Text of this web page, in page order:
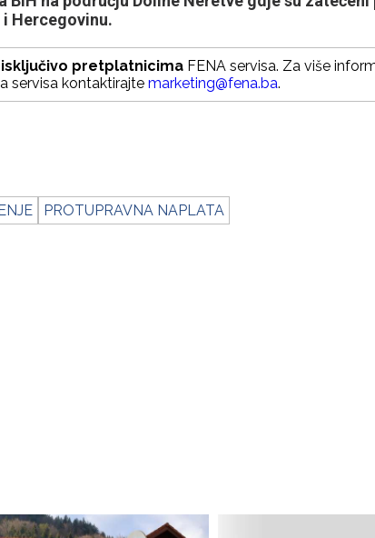
Hercegovinu.
isključivo pretplatnicima FENA servisa. Za više
servisa kontaktirajte marketing@fena.ba.
PROTUPRAVNA NAPLATA